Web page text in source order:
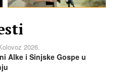
2026.
Alke i Sinjske Gospe u